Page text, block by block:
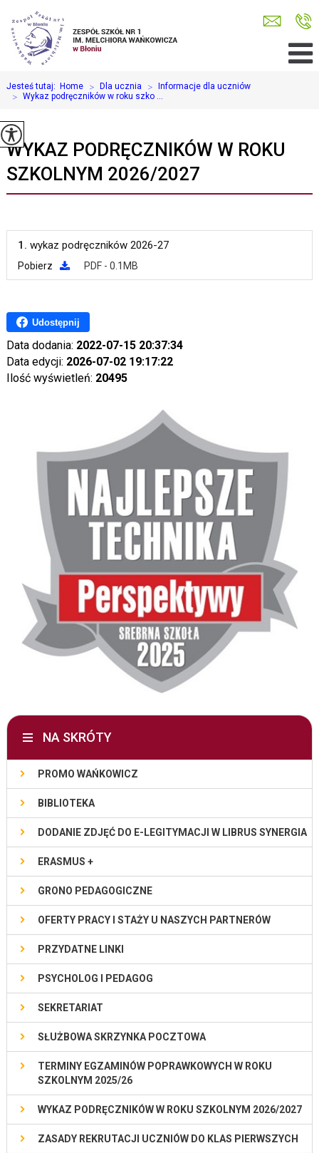
Jesteś tutaj: Home > Dla ucznia > Informacje dla uczniów
> Wykaz podręczników w roku szko ...
WYKAZ PODRĘCZNIKÓW W ROKU
SZKOLNYM 2026/2027
1. wykaz podręczników 2026-27
Pobierz PDF - 0.1MB
Udostępnij
Data dodania: 2022-07-15 20:37:34
Data edycji: 2026-07-02 19:17:22
Ilość wyświetleń: 20495
NA SKRÓTY
PROMO WAŃKOWICZ
BIBLIOTEKA
DODANIE ZDJĘĆ DO E-LEGITYMACJI W LIBRUS SYNERGIA
ERASMUS +
GRONO PEDAGOGICZNE
OFERTY PRACY I STAŻY U NASZYCH PARTNERÓW
PRZYDATNE LINKI
PSYCHOLOG I PEDAGOG
SEKRETARIAT
SŁUŻBOWA SKRZYNKA POCZTOWA
TERMINY EGZAMINÓW POPRAWKOWYCH W ROKU
SZKOLNYM 2025/26
WYKAZ PODRĘCZNIKÓW W ROKU SZKOLNYM 2026/2027
ZASADY REKRUTACJI UCZNIÓW DO KLAS PIERWSZYCH